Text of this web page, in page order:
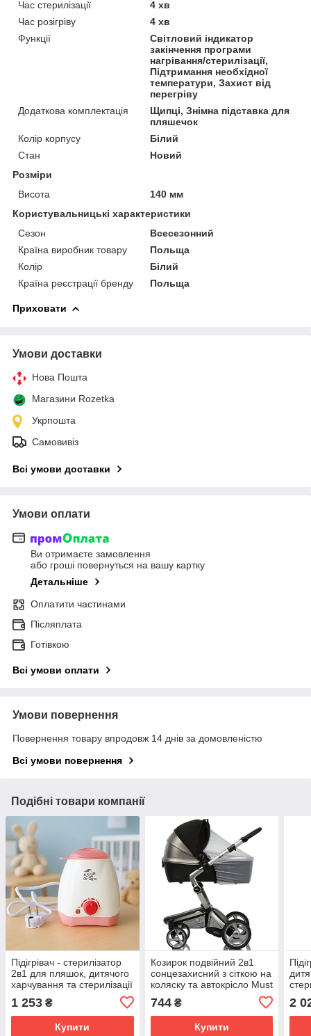
Час стерилізації
4 хв
Час розігріву
4 хв
Функції
Світловий індикатор
закінчення програми
нагрівання/стерилізації,
Підтримання необхідної
температури, Захист від
перегріву
Додаткова комплектація
Щипці, Знімна підставка для
пляшечок
Колір корпусу
Білий
Стан
Новий
Розміри
Висота
140 мм
Користувальницькі характеристики
Сезон
Всесезонний
Країна виробник товару
Польща
Колір
Білий
Країна реєстрації бренду
Польща
Приховати
Умови доставки
Нова Пошта
Магазини Rozetka
Укрпошта
Самовивіз
Всі умови доставки
Умови оплати
Ви отримаєте замовлення
або гроші повернуться на вашу картку
Детальніше
Оплатити частинами
Післяплата
Готівкою
Всі умови оплати
Умови повернення
Повернення товару впродовж 14 днів за домовленістю
Всі умови повернення
Подібні товари компанії
Підігрівач - стерилізатор
2в1 для пляшок, дитячого
харчування та стерилізації
сосок "Dr Gum" Mumlove
Рожевий
1 253 ₴
Купити
Козирок подвійний 2в1
сонцезахисний з сіткою на
коляску та автокрісло Must
Чорний + Білий
744₴
Купити
Ono
2